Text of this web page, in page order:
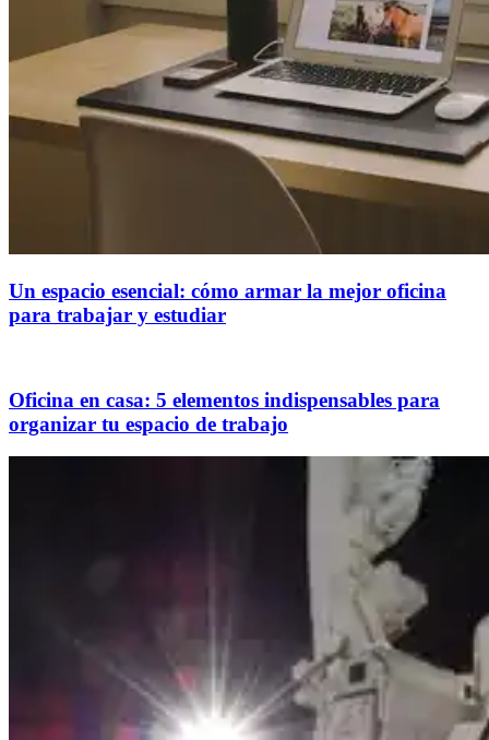
Un espacio esencial: cómo armar la mejor oficina
para trabajar y estudiar
Oficina en casa: 5 elementos indispensables para
organizar tu espacio de trabajo